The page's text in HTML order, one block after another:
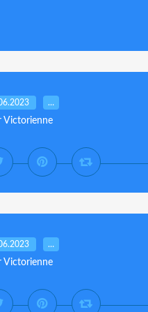
…
Victorienne
…
Victorienne